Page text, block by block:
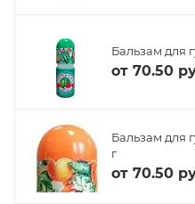
Бальзам для
от 70.50
Бальзам для
г
от 70.50